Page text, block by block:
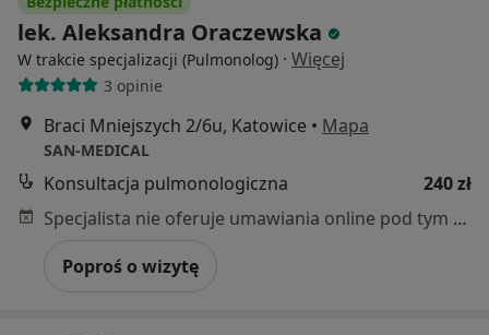
lek. Aleksandra Oraczewska
W trakcie specjalizacji (Pulmonolog) · Więcej
3 opinie
Braci Mniejszych 2/6u, Katowice • Mapa
SAN-MEDICAL
Konsultacja pulmonologiczna
240 zł
Specjalista nie oferuje umawiania online pod tym adresem.
Poproś o wizytę